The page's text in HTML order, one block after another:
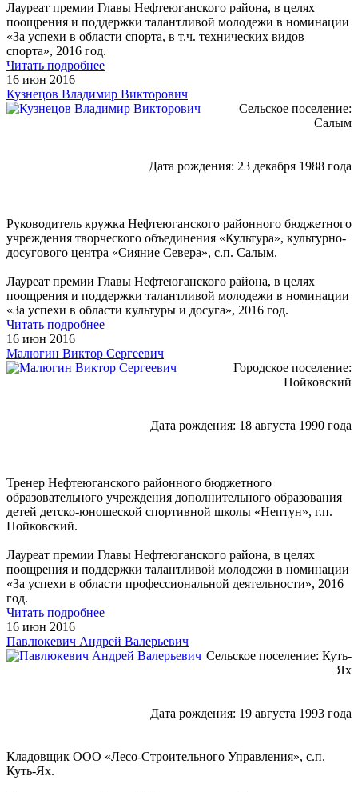
Лауреат премии Главы Нефтеюганского района, в целях
поощрения и поддержки талантливой молодежи в номинации
«За успехи в области спорта, в т.ч. технических видов
спорта», 2016 год.
Читать подробнее
16 июн 2016
Кузнецов Владимир Викторович
Сельское поселение:
Салым
Дата рождения: 23 декабря 1988 года
Руководитель кружка Нефтеюганского районного бюджетного
учреждения творческого объединения «Культура», культурно-
досугового центра «Сияние Севера», с.п. Салым.
Лауреат премии Главы Нефтеюганского района, в целях
поощрения и поддержки талантливой молодежи в номинации
«За успехи в области культуры и досуга», 2016 год.
Читать подробнее
16 июн 2016
Малюгин Виктор Сергеевич
Городское поселение:
Пойковский
Дата рождения: 18 августа 1990 года
Тренер Нефтеюганского районного бюджетного
образовательного учреждения дополнительного образования
детей детско-юношеской спортивной школы «Нептун», г.п.
Пойковский.
Лауреат премии Главы Нефтеюганского района, в целях
поощрения и поддержки талантливой молодежи в номинации
«За успехи в области профессиональной деятельности», 2016
год.
Читать подробнее
16 июн 2016
Павлюкевич Андрей Валерьевич
Сельское поселение: Куть-
Ях
Дата рождения: 19 августа 1993 года
Кладовщик ООО «Лесо-Строительного Управления», с.п.
Куть-Ях.